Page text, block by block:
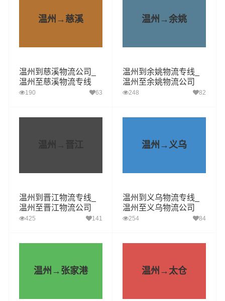
温州→慈溪
温州到慈溪物流公司_
温州至慈溪物流专线
190 63
温州→余姚
温州到余姚物流专线_
温州至余姚物流公司
248 82
温州→晋江
温州到晋江物流专线_
温州至晋江物流公司
425 141
温州→义乌
温州到义乌物流专线_
温州至义乌物流公司
254 84
温州→张家港 温州→太仓